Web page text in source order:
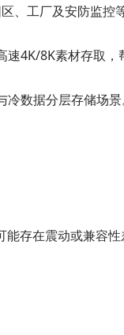
工厂及安防监控等
8K素材存取，
数据分层存储场景
存在震动或兼容性